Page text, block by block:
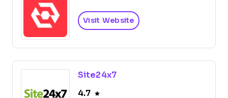
Visit Website
Site24x7
4.7